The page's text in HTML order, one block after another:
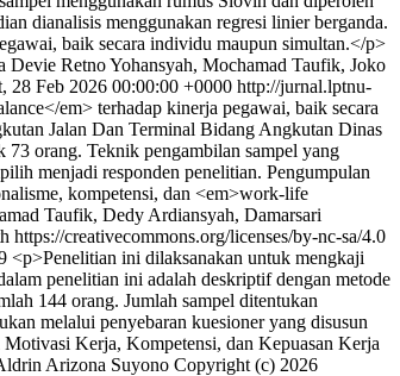
dianalisis menggunakan regresi linier berganda.
baik secara individu maupun simultan.</p>
Retno Yohansyah, Mochamad Taufik, Joko
28 Feb 2026 00:00:00 +0000 http://jurnal.lptnu-
em> terhadap kinerja pegawai, baik secara
Jalan Dan Terminal Bidang Angkutan Dinas
73 orang. Teknik pengambilan sampel yang
menjadi responden penelitian. Pengumpulan
kompetensi, dan <em>work-life
Taufik, Dedy Ardiansyah, Damarsari
creativecommons.org/licenses/by-nc-sa/4.0
<p>Penelitian ini dilaksanakan untuk mengkaji
penelitian ini adalah deskriptif dengan metode
144 orang. Jumlah sampel ditentukan
melalui penyebaran kuesioner yang disusun
Kerja, Kompetensi, dan Kepuasan Kerja
Arizona Suyono Copyright (c) 2026